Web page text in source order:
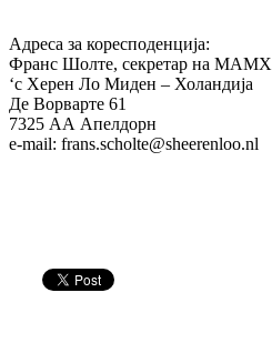
Адреса за коресподенција:
Франс Шолте, секретар на МАМХ
‘с Херен Ло Миден – Холандија
Де Ворварте 61
7325 АА Апелдорн
e-mail: frans.scholte@sheerenloo.nl